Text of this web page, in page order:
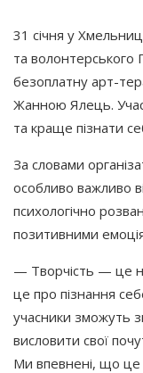
31 січня у
та
безоплатну арт-
Жанною Ялець.
та краще пізнати
За словами
особливо важливо
психологічно
позитивними
— Творчість — це
це про пізнання
учасники зможуть
висловити свої
Ми впевнені, що це